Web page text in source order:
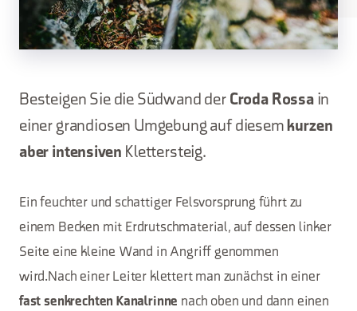
Besteigen Sie die Südwand der Croda Rossain
einer grandiosen Umgebung auf diesem kurzen
aber intensiven Klettersteig.
Ein feuchter und schattiger Felsvorsprung führt zu
einem Becken mit Erdrutschmaterial, auf dessen linker
Seite eine kleine Wand in Angriff genommen
wird.Nach einer Leiter klettert man zunächst in einer
fast senkrechten Kanalrinne nach oben und dann einen